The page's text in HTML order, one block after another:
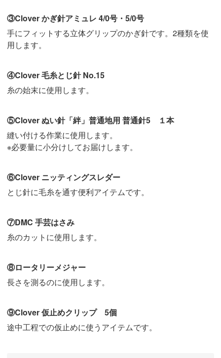
③Clover かぎ針アミュレ 4/0号・5/0号
手にフィットする立体グリップのかぎ針です。2種類を使
用します。
④Clover 毛糸とじ針 No.15
糸の始末に使用します。
⑤Clover ぬい針「絆」普通地用 普通針5 １本
縫い付ける作業に使用します。
※必要量に小分けしてお届けします。
⑥Clover ニッティングスレダー
とじ針に毛糸を通す便利アイテムです。
⑦DMC 手芸はさみ
糸のカットに使用します。
⑧ロータリーメジャー
長さを測るのに使用します。
⑨Clover 仮止めクリップ 5個
途中工程での仮止めに使うアイテムです。